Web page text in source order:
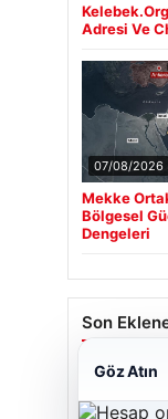
Adresi Ve
07/08/2026
Mekke
Bölgesel
Dengeleri
Son
Cengiz
23/06/2026
Göz Atın